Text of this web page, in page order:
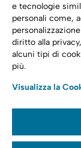
Trasformazione
Energia
Telecomunicazioni
Automotive
© 2022,Tinexta
e tecnologie
personali come,
diritto alla
alcuni tipi di
più.
Visualizza la